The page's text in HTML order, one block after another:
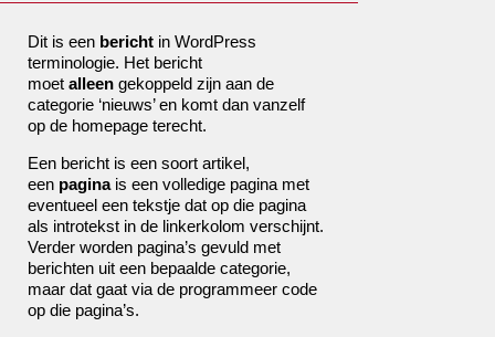
Dit is een bericht in WordPress
terminologie. Het bericht
moet alleen gekoppeld zijn aan de
categorie ‘nieuws’ en komt dan vanzelf
op de homepage terecht.
Een bericht is een soort artikel,
een paginais een volledige pagina met
eventueel een tekstje dat op die pagina
als introtekst in de linkerkolom verschijnt.
Verder worden pagina’s gevuld met
berichten uit een bepaalde categorie,
maar dat gaat via de programmeer code
op die pagina’s.